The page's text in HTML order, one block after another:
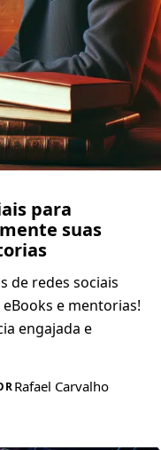
para
suas
de redes sociais
e mentorias!
engajada e
Rafael Carvalho